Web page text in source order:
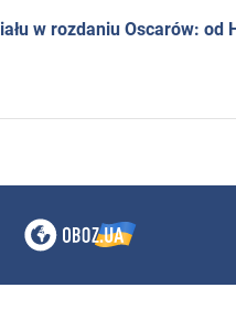
w rozdaniu Oscarów: od